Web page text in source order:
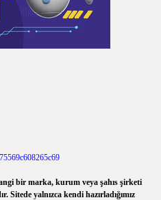
bir marka, kurum veya şahıs şirketi
Sitede yalnızca kendi hazırladığımız